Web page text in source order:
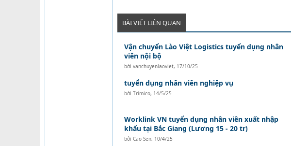
BÀI VIẾT LIÊN QUAN
Vận chuyển Lào Việt Logistics tuyển dụng nhân
viên nội bộ
bởi vanchuyenlaoviet, 17/10/25
tuyển dụng nhân viên nghiệp vụ
bởi Trimico, 14/5/25
Worklink VN tuyển dụng nhân viên xuất nhập
khẩu tại Bắc Giang (Lương 15 - 20 tr)
bởi Cao Sen, 10/4/25